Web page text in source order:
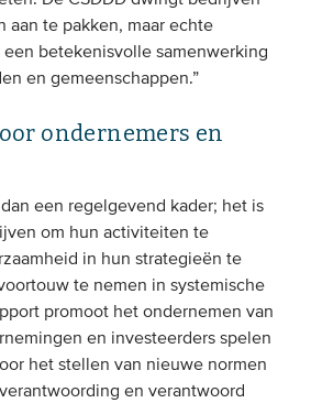
aan te pakken, maar echte
betekenisvolle samenwerking
en gemeenschappen.”
ondernemers en
een regelgevend kader; het is
om hun activiteiten te
in hun strategieën te
te nemen in systemische
promoot het ondernemen van
en investeerders spelen
het stellen van nieuwe normen
en verantwoord